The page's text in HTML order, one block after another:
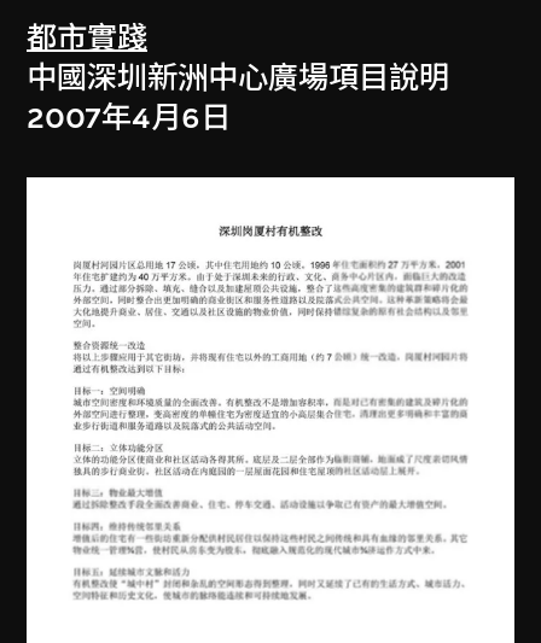
都市實踐
中國深圳新洲中心廣場項目說明
2007年4月6日